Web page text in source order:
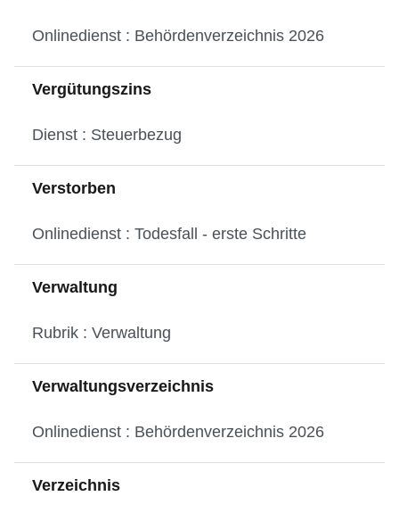
Onlinedienst : Behördenverzeichnis 2026
Vergütungszins
Dienst : Steuerbezug
Verstorben
Onlinedienst : Todesfall - erste Schritte
Verwaltung
Rubrik : Verwaltung
Verwaltungsverzeichnis
Onlinedienst : Behördenverzeichnis 2026
Verzeichnis